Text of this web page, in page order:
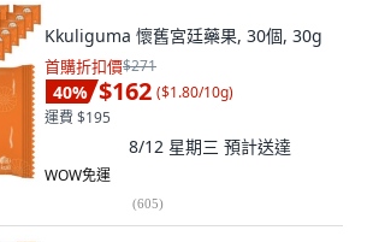
Kkuliguma 懷舊宮廷藥果, 30個, 30g
首購折扣價$271
40% $162 ($1.80/10g)
運費 $195
8/12 星期三 預計送達
WOW免運
(605)